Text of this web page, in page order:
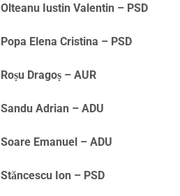
Olteanu Iustin Valentin – PSD
Popa Elena Cristina – PSD
Roșu Dragoș – AUR
Sandu Adrian – ADU
Soare Emanuel – ADU
Stăncescu Ion – PSD